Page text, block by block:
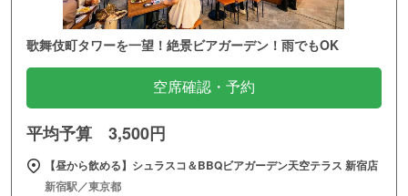
歌舞伎町タワーを一望！絶景ビアガーデン！雨でもOK
空席確認・予約
平均予算 3,500円
【昼から飲める】シュラスコ＆BBQビアガーデン天空テラス 新宿店
新宿駅／東京都